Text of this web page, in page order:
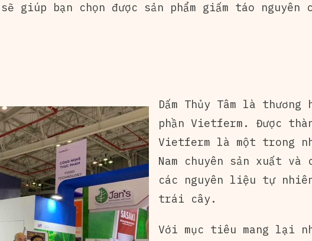
giúp bạn chọn được sản phẩm giấm táo
Dấm Thủy Tâm là
phần Vietferm. Được
Vietferm là một trong
Nam chuyên sản xuất và
các nguyên liệu tự
trái cây.
Với mục tiêu mang lại